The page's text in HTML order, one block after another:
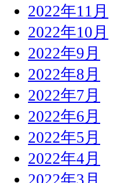
2022年11月
2022年10月
2022年9月
2022年8月
2022年7月
2022年6月
2022年5月
2022年4月